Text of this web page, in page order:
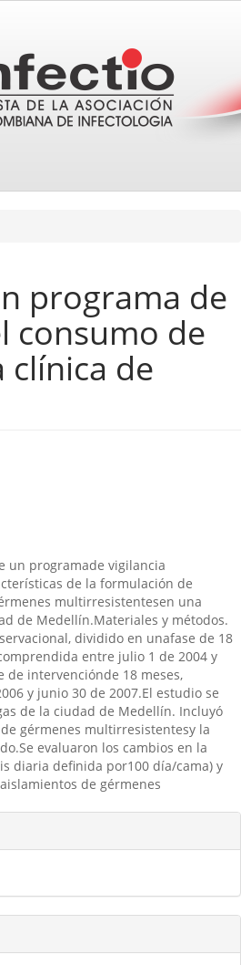
programa de
consumo de
de
un programade vigilancia
de la formulación de
multirresistentesen una
de Medellín.Materiales y métodos.
dividido en unafase de 18
entre julio 1 de 2004 y
de intervenciónde 18 meses,
y junio 30 de 2007.El estudio se
de la ciudad de Medellín. Incluyó
gérmenes multirresistentesy la
evaluaron los cambios en la
diaria definida por100 día/cama) y
de gérmenes